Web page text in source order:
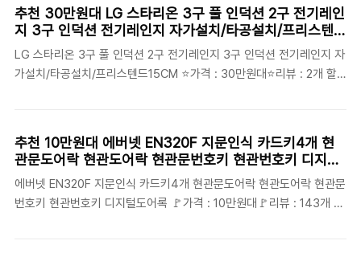
할인가 확인 태성전기 르그랑 도어락 프리미엄 디지털 도어락 L40, 1개
✅가격 : 30만원대✅리뷰 : 0개 할인가 확인 [무료설치] 르그랑 L40 블
랙 푸시풀 도어록 카드키4개+번호키 블루투스 와이파이(옵션) [안으로
열리는 문 설치가능] 0초바로잠금 푸시바잠금 푸쉬풀 현관문 디지털도
추천 30만원대 LG 스타리온 3구 풀 인덕션 2구 전기레인
지 3구 인덕션 전기레인지 자가설치/타공설치/프리스텐드
15CM 린나이 인덕션 3구 빌트인 전기레인지 교체 타공
560X430-480 겸용
LG 스타리온 3구 풀 인덕션 2구 전기레인지 3구 인덕션 전기레인지 자
가설치/타공설치/프리스텐드15CM ⭐가격 : 30만원대⭐리뷰 : 2개 할
원대⭐리뷰 : 291개 할인가 확인 전국무료설치 나비엔매직(구SK매직)
빌트인/스탠드(선택) 3구 전기렌지 인덕션 전기레인지
560X480(490) 신제품 출고, 빌트인, 방문설치 ⭐가격 : 40만원대⭐
리뷰 : 89개 할인가 확인 린나이 3구 인덕션 전기레인지 1등급 유로케
추천 10만원대 에버넷 EN320F 지문인식 카드키4개 현
관문도어락 현관도어락 현관문번호키 현관번호키 디지털
도어록 밀레시스텍 현관문 디지털 보조키 손잡이 없음 도
어락 MI-450S + 스마트 태그키 2p + 모바일 태그키 2p,
고객직접설치
에버넷 EN320F 지문인식 카드키4개 현관문도어락 현관도어락 현관문
번호키 현관번호키 디지털도어록 🚩가격 : 10만원대🚩리뷰 : 143개 할